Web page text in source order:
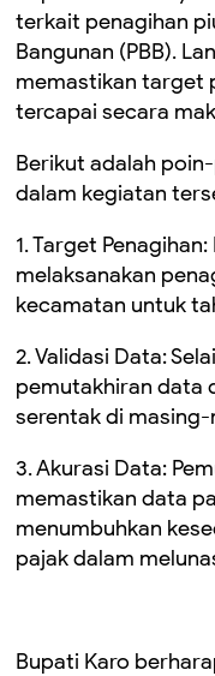
terkait penagihan
Bangunan (PBB).
memastikan target
tercapai secara
​Berikut adalah
dalam kegiatan
1. Target
melaksanakan
kecamatan untuk
2. Validasi Data:
pemutakhiran data
serentak di
3. ​Akurasi Data:
memastikan data
menumbuhkan
pajak dalam
​Bupati Karo